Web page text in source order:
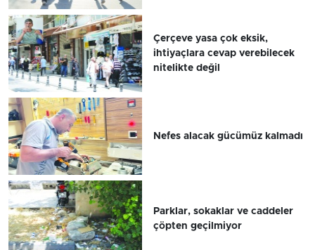
Çerçeve yasa çok eksik,
ihtiyaçlara cevap verebilecek
nitelikte değil
Nefes alacak gücümüz kalmadı
Parklar, sokaklar ve caddeler
çöpten geçilmiyor